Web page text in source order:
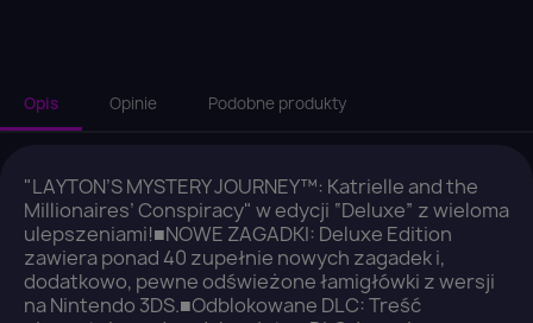
Opis Opinie Podobne produkty
"LAYTON’S MYSTERY JOURNEY™: Katrielle and the
Millionaires’ Conspiracy" w edycji “Deluxe” z wieloma
ulepszeniami!■NOWE ZAGADKI: Deluxe Edition
zawiera ponad 40 zupełnie nowych zagadek i,
dodatkowo, pewne odświeżone łamigłówki z wersji
na Nintendo 3DS.■Odblokowane DLC: Treść